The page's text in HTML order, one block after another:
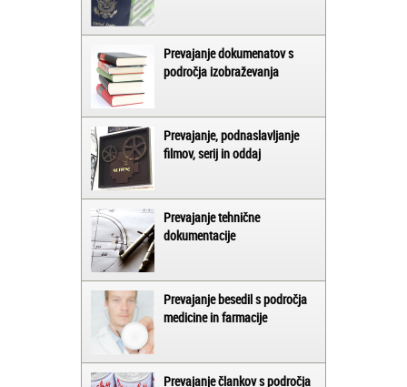
Prevajanje dokumenatov s
področja izobraževanja
Prevajanje, podnaslavljanje
filmov, serij in oddaj
Prevajanje tehnične
dokumentacije
Prevajanje besedil s področja
medicine in farmacije
Prevajanje člankov s področja